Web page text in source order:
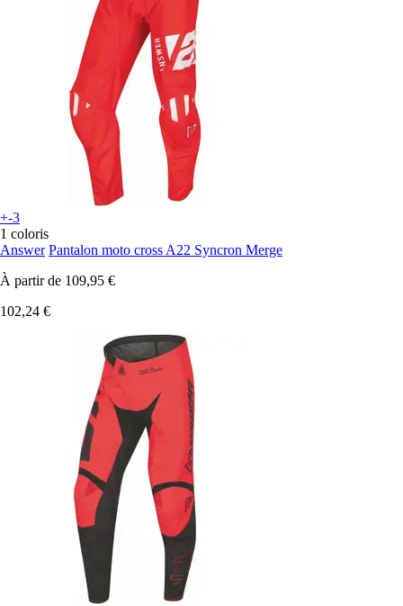
+-3
1 coloris
Answer Pantalon moto cross A22 Syncron Merge
À partir de 109,95 €
102,24 €